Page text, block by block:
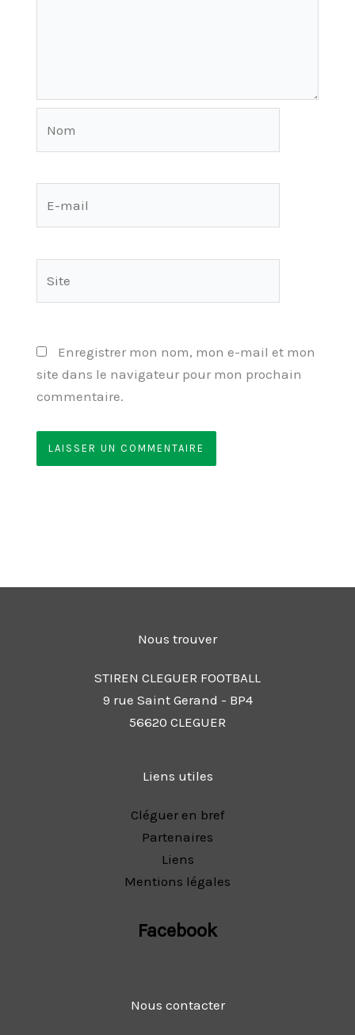
Enregistrer mon nom, mon e-mail et mon
site dans le navigateur pour mon prochain
commentaire.
Nous trouver
STIREN CLEGUER FOOTBALL
9 rue Saint Gerand - BP4
56620 CLEGUER
Liens utiles
Cléguer en bref
Partenaires
Liens
Mentions légales
Facebook
Nous contacter